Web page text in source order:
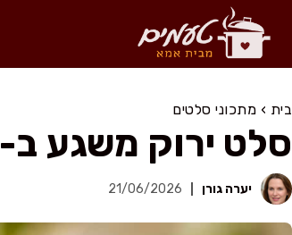
בית › מתכוני סלטים
סלט ירוק משגע ב-12 דק', בלי רטבים קנויים
יערה גורן 21/06/2026